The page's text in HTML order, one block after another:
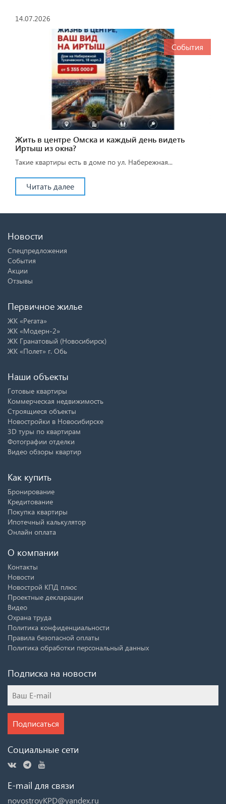
14.07.2026
События
Жить в центре Омска и каждый день видеть
Иртыш из окна?
Такие квартиры есть в доме по ул. Набережная...
Читать далее
Новости
Спецпредложения
События
Акции
Отзывы
Первичное жилье
ЖК «Регата»
ЖК «Модерн-2»
ЖК Гранатовый (Новосибирск)
ЖК «Полет» г. Обь
Наши объекты
Готовые квартиры
Коммерческая недвижимость
Строящиеся объекты
Новостройки в Новосибирске
3D туры по квартирам
Фотографии отделки
Видео обзоры квартир
Как купить
Бронирование
Кредитование
Покупка квартиры
Ипотечный калькулятор
Онлайн оплата
О компании
Контакты
Новости
Новострой КПД плюс
Проектные декларации
Видео
Охрана труда
Политика конфиденциальности
Правила безопасной оплаты
Политика обработки персональный данных
Подписка на новости
Подписаться
Социальные сети
E-mail для связи
novostroyKPD@yandex.ru